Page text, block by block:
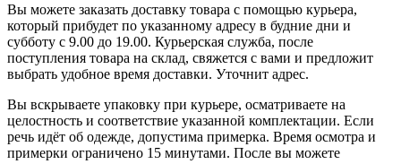
Вы можете заказать доставку товара с помощью курьера,
который прибудет по указанному адресу в будние дни и
субботу с 9.00 до 19.00. Курьерская служба, после
поступления товара на склад, свяжется с вами и предложит
выбрать удобное время доставки. Уточнит адрес.
Вы вскрываете упаковку при курьере, осматриваете на
целостность и соответствие указанной комплектации. Если
речь идёт об одежде, допустима примерка. Время осмотра и
примерки ограничено 15 минутами. После вы можете